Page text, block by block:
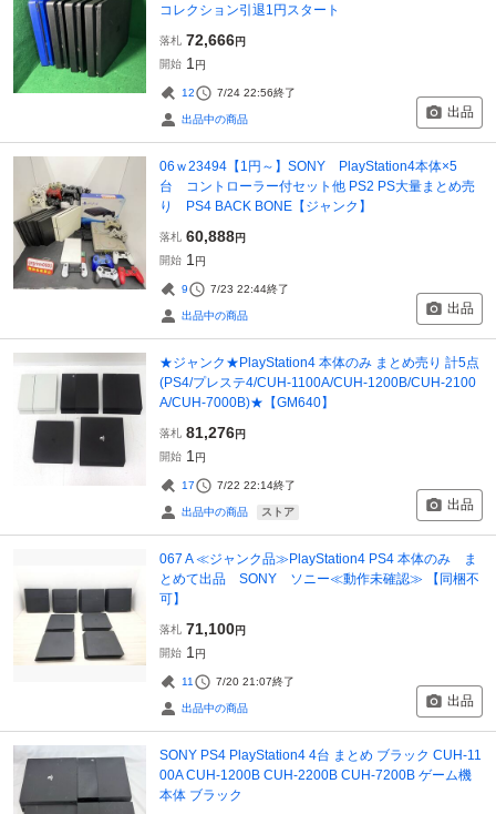
コレクション引退1円スタート
落札 72,666円
開始 1 円
12 7/24 22:56終了
出品中の商品 出品
06ｗ23494【1円～】SONY PlayStation4本体×5
台 コントローラー付セット他 PS2 PS大量まとめ売
り PS4 BACK BONE【ジャンク】
落札 60,888円
開始 1 円
9 7/23 22:44終了
出品中の商品 出品
★ジャンク★PlayStation4 本体のみ まとめ売り 計5点
(PS4/プレステ4/CUH-1100A/CUH-1200B/CUH-2100
A/CUH-7000B)★【GM640】
落札 81,276円
開始 1 円
17 7/22 22:14終了
出品中の商品 ストア 出品
067 A ≪ジャンク品≫PlayStation4 PS4 本体のみ ま
とめて出品 SONY ソニー≪動作未確認≫ 【同梱不
可】
落札 71,100円
開始 1 円
11 7/20 21:07終了
出品中の商品 出品
SONY PS4 PlayStation4 4台 まとめ ブラック CUH-11
00A CUH-1200B CUH-2200B CUH-7200B ゲーム機
本体 ブラック